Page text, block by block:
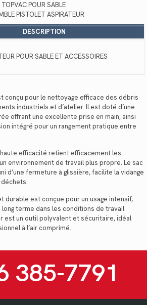
TOPVAC POUR SABLE
PISTOLET ASPIRATEUR
DESCRIPTION
POUR SABLE ET ACCESSOIRES
conçu pour le nettoyage efficace des débris
industriels et d’atelier. Il est doté d’une
offrant une excellente prise en main, ainsi
intégré pour un rangement pratique entre
efficacité retient efficacement les
environnement de travail plus propre. Le sac
d’une fermeture à glissière, facilite la vidange
durable est conçue pour un usage intensif,
long terme dans les conditions de travail
est un outil polyvalent et sécuritaire, idéal
à l’air comprimé.
385-7791